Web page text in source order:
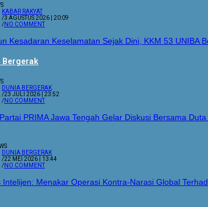
KABAR RAKYAT
/3 AGUSTUS 2026 | 20:09
/NO COMMENT
Kesadaran Keselamatan Sejak Dini, KKM 53 UNIBA
Bergerak
DUNIA BERGERAK
/23 JULI 2026 | 23:52
/NO COMMENT
PRIMA Jawa Tengah Gelar Diskusi Bersama
DUNIA BERGERAK
/22 MEI 2026 | 13:44
/NO COMMENT
Intelijen: Menakar Operasi Kontra-Narasi Global